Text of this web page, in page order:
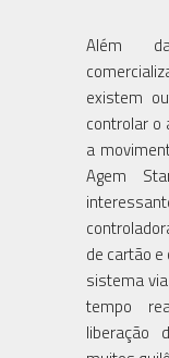
Além
existem
controlar o
a
Agem
de cartão
sistema
tempo
liberação